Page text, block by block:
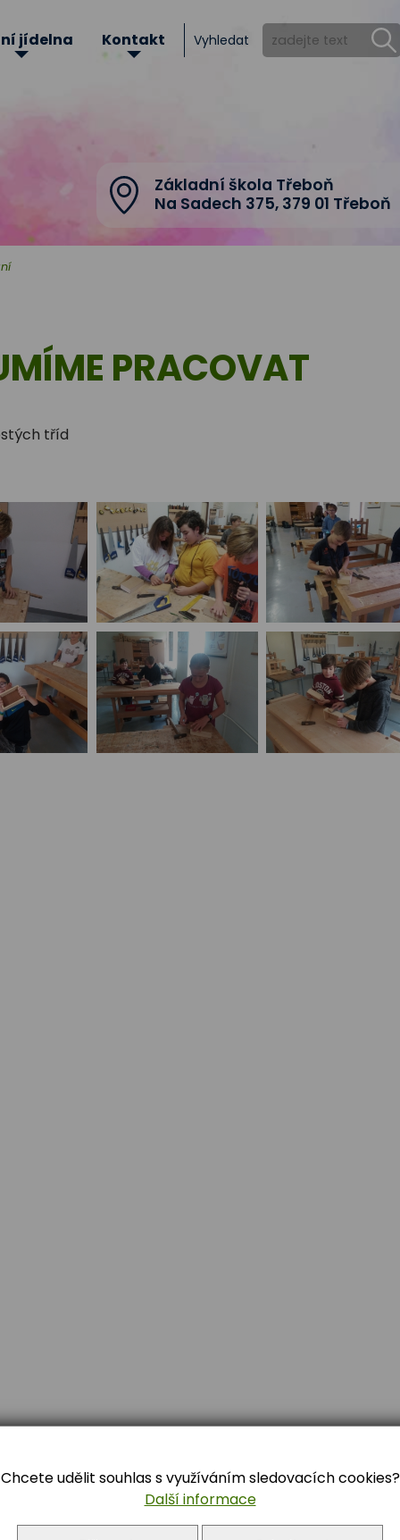
Základní škola Třeboň
Na Sadech 375,379 01 Třeboň
jídelna Kontakt Vyhledat
PRACOVAT
tříd
Chcete udělit souhlas s využíváním sledovacích cookies?
Další informace